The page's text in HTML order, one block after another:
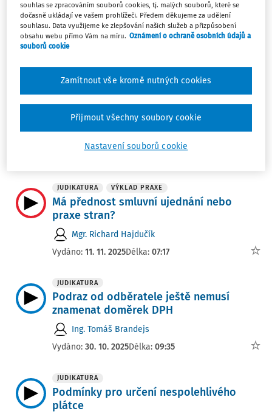
JUDIKATURA
Krajský soud ke změně účetní metody
Může být péče o zahradu nákladem na
domácnost?
JUDIKATURA VÝKLAD PRAXE
Má přednost smluvní ujednání nebo
praxe stran?
Mgr. Richard Hajdučík
Vydáno: 11. 11. 2025Délka: 07:17
JUDIKATURA
Podraz od odběratele ještě nemusí
znamenat doměrek DPH
Ing. Tomáš Brandejs
Vydáno: 30. 10. 2025Délka: 09:35
JUDIKATURA
Podmínky pro určení nespolehlivého
plátce
souhlas se zpracováním souborů cookies, tj. malých souborů, které se
dočasně ukládají ve vašem prohlížeči. Předem děkujeme za udělení
souhlasu. Data využijeme ke zlepšování našich služeb a přizpůsobení
obsahu webu přímo Vám na míru. Oznámení o ochraně osobních údajů a
souborů cookie
Nastavení souborů cookie
Zamítnout vše kromě nutných cookies
Přijmout všechny soubory cookie